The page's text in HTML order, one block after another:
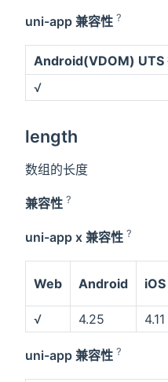
uni-app 兼容性 ?
Android(VDOM) UTS
√
length
数组的长度
兼容性 ?
uni-app x 兼容性 ?
Web Android iOS
√
4.25 4.11
uni-app 兼容性 ?